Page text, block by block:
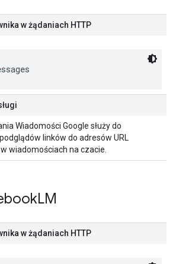
w żądaniach HTTP
Wiadomości Google służy do
linków do adresów URL
wiadomościach na czacie.
LM
w żądaniach HTTP